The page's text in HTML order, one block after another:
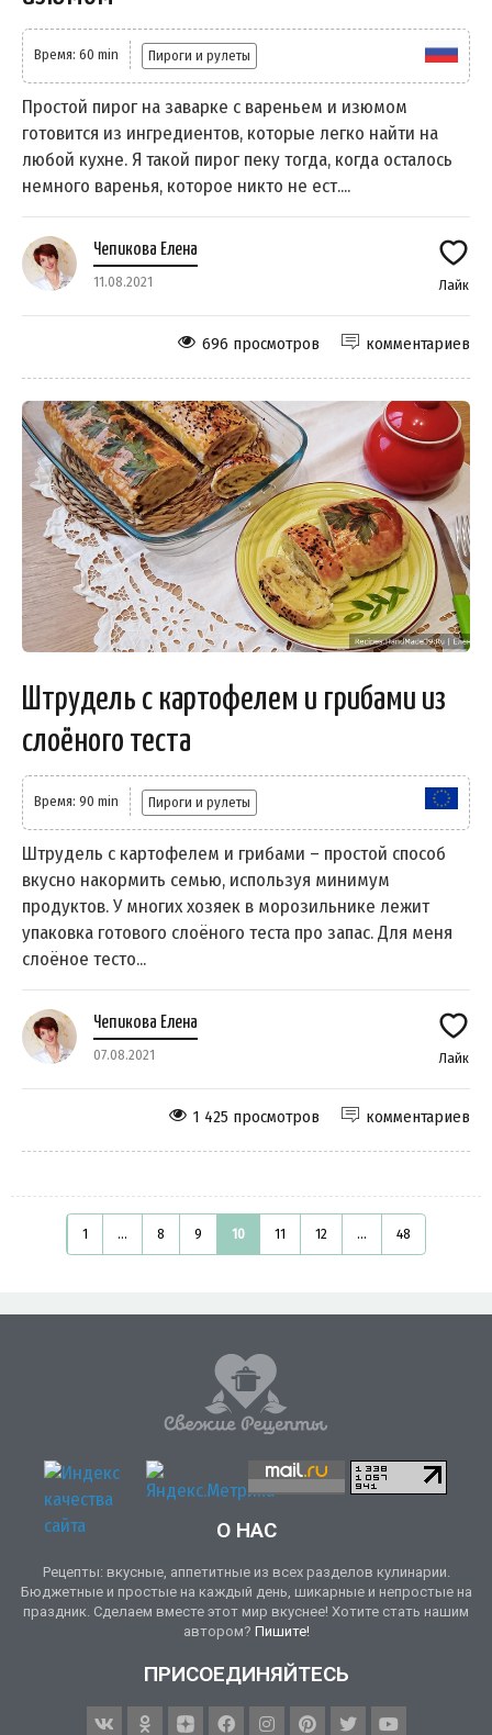
Время: 60 min Пироги и рулеты
Простой пирог на заварке с вареньем и изюмом
готовится из ингредиентов, которые легко найти на
любой кухне. Я такой пирог пеку тогда, когда осталось
немного варенья, которое никто не ест....
Чепикова Елена
11.08.2021 Лайк
комментариев
696 просмотров
Штрудель с картофелем и грибами из
слоёного теста
Время: 90 min Пироги и рулеты
Штрудель с картофелем и грибами – простой способ
вкусно накормить семью, используя минимум
продуктов. У многих хозяек в морозильнике лежит
упаковка готового слоёного теста про запас. Для меня
слоёное тесто...
Чепикова Елена
07.08.2021 Лайк
комментариев
1 425 просмотров
1 ... 8 9 10 11 12 ... 48
О НАС
Рецепты: вкусные, аппетитные из всех разделов кулинарии.
Бюджетные и простые на каждый день, шикарные и непростые на
праздник. Сделаем вместе этот мир вкуснее! Хотите стать нашим
автором? Пишите!
ПРИСОЕДИНЯЙТЕСЬ